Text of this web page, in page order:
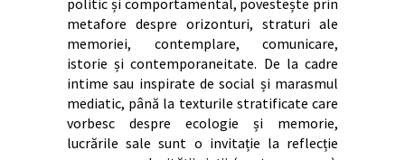
metafore despre orizonturi, straturi ale
memoriei, contemplare, comunicare,
istorie și contemporaneitate. De la cadre
intime sau inspirate de social și marasmul
mediatic, până la texturile stratificate care
vorbesc despre ecologie și memorie,
lucrările sale sunt o invitație la reflecție